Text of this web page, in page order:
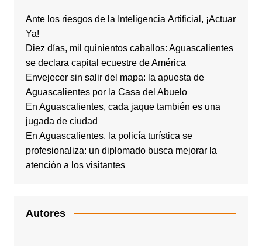
Ante los riesgos de la Inteligencia Artificial, ¡Actuar
Ya!
Diez días, mil quinientos caballos: Aguascalientes
se declara capital ecuestre de América
Envejecer sin salir del mapa: la apuesta de
Aguascalientes por la Casa del Abuelo
En Aguascalientes, cada jaque también es una
jugada de ciudad
En Aguascalientes, la policía turística se
profesionaliza: un diplomado busca mejorar la
atención a los visitantes
Autores